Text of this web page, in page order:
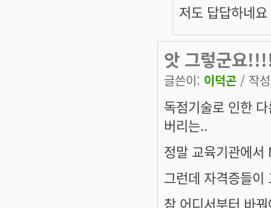
저도 답답하네
앗 그렇군요
글쓴이: 이덕곤 / 작
독점기술로 인한
버리는..
정말 교육기관에
그런데 자격증들
참 어디서부터 바